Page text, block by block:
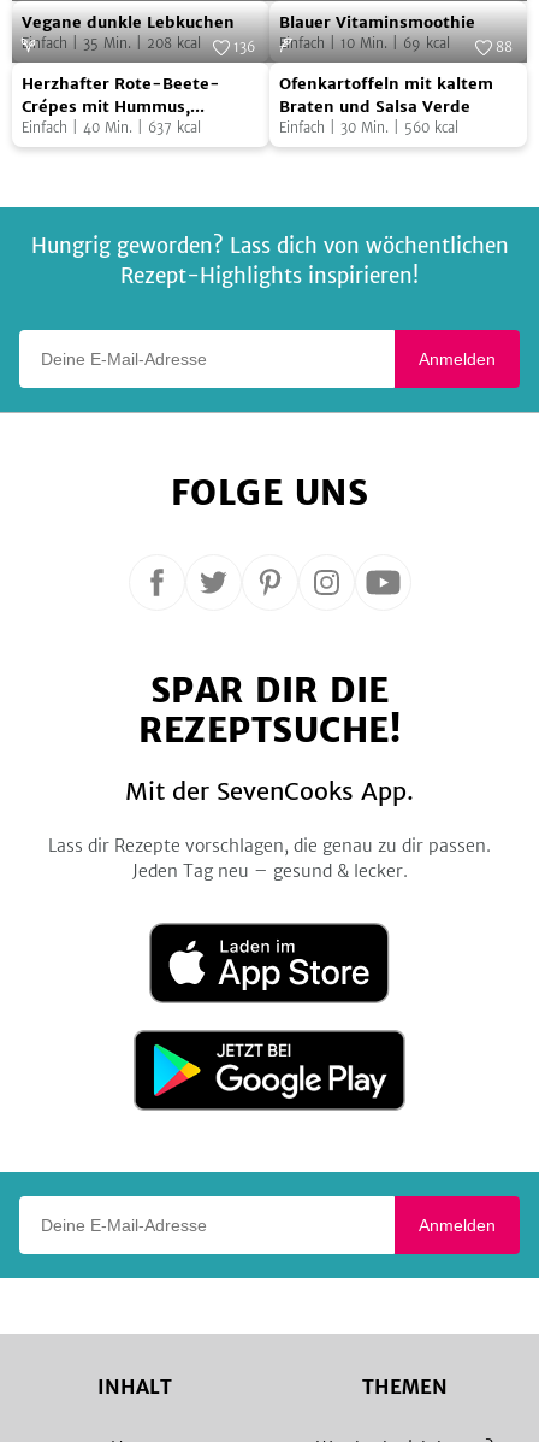
Vegane
dunkle
Lebkuchen
Foto:SevenCooks
Vegane dunkle Lebkuchen
Einfach 35 Min. 208 kcal
Blauer
Vitaminsmoothie
Foto:SevenCooks
Blauer Vitaminsmoothie
Einfach 10 Min. 69 kcal
Herzhafter
Rote-
Beete-
Avocado
Süsskartoffel
136
Herzhafter Rote-Beete-
Crépes mit Hummus,
Avocado und gerösteter
Süsskartoffel
Einfach 40 Min. 637 kcal
Ofenkartoffeln
mit
kaltem
Verde
Foto: SevenCooks
88
Ofenkartoffeln mit kaltem
Braten und Salsa Verde
Einfach 30 Min. 560 kcal
Hungrig geworden? Lass dich von wöchentlichen
Rezept-Highlights inspirieren!
Anmelden
FOLGE UNS
Folge
Facebook
Folge
Twitter
Folge
Pinterest
Folge
Instagram
Folge
YouTube
SPAR DIR DIE
REZEPTSUCHE!
Mit der SevenCooks App.
Lass dir Rezepte vorschlagen, die genau zu dir passen.
Jeden Tag neu – gesund & lecker.
Laden
im
App
Jetzt
Google
Anmelden
INHALT THEMEN